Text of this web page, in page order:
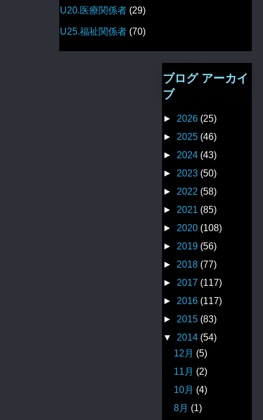
U20.医療関係者 (29)
U25.福祉関係者 (70)
ブログ アーカイ
ブ
► 2026 (25)
► 2025 (46)
► 2024 (43)
► 2023 (50)
► 2022 (58)
► 2021 (85)
► 2020 (108)
► 2019 (56)
► 2018 (77)
► 2017 (117)
► 2016 (117)
► 2015 (83)
▼ 2014 (54)
12月 (5)
11月 (2)
10月 (4)
8月 (1)